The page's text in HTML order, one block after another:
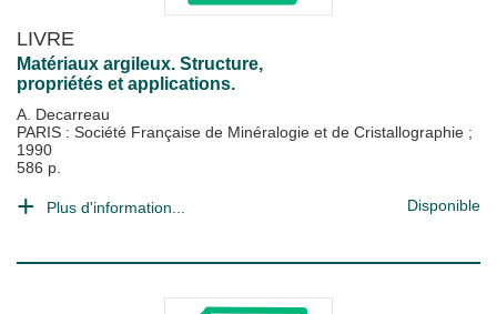
LIVRE
Matériaux argileux. Structure,
propriétés et applications.
A. Decarreau
PARIS : Société Française de Minéralogie et de Cristallographie ;
1990
586 p.
Plus d'information... Disponible